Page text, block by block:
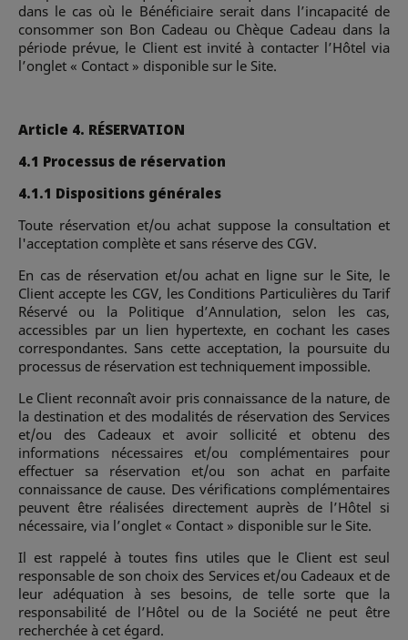
dans le cas où le Bénéficiaire serait dans l’incapacité de
consommer son Bon Cadeau ou Chèque Cadeau dans la
période prévue, le Client est invité à contacter l’Hôtel via
l’onglet « Contact » disponible sur le Site.
Article 4. RÉSERVATION
4.1 Processus de réservation
4.1.1 Dispositions générales
Toute réservation et/ou achat suppose la consultation et
l'acceptation complète et sans réserve des CGV.
En cas de réservation et/ou achat en ligne sur le Site, le
Client accepte les CGV, les Conditions Particulières du Tarif
Réservé ou la Politique d’Annulation, selon les cas,
accessibles par un lien hypertexte, en cochant les cases
correspondantes. Sans cette acceptation, la poursuite du
processus de réservation est techniquement impossible.
Le Client reconnaît avoir pris connaissance de la nature, de
la destination et des modalités de réservation des Services
et/ou des Cadeaux et avoir sollicité et obtenu des
informations nécessaires et/ou complémentaires pour
effectuer sa réservation et/ou son achat en parfaite
connaissance de cause. Des vérifications complémentaires
peuvent être réalisées directement auprès de l’Hôtel si
nécessaire, via l’onglet « Contact » disponible sur le Site.
Il est rappelé à toutes fins utiles que le Client est seul
responsable de son choix des Services et/ou Cadeaux et de
leur adéquation à ses besoins, de telle sorte que la
responsabilité de l’Hôtel ou de la Société ne peut être
recherchée à cet égard.